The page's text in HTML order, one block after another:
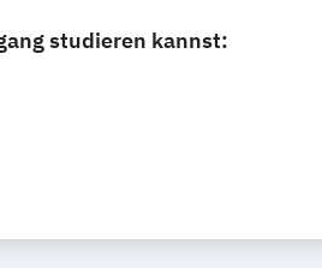
studieren kannst: